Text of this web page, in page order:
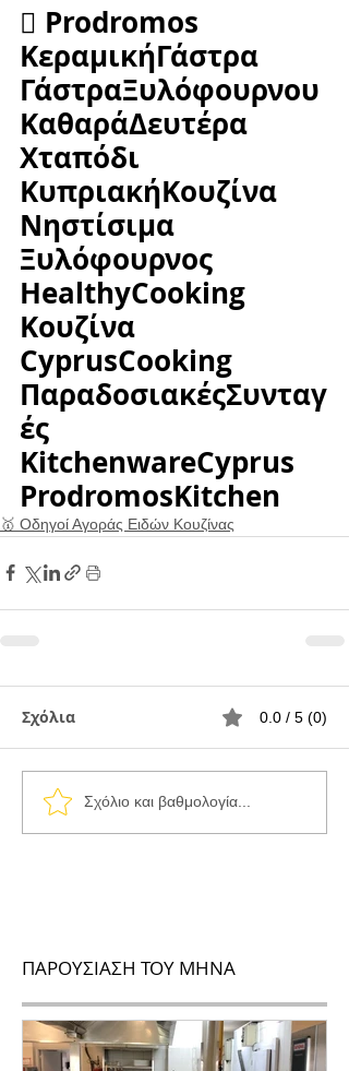
️⃣ Prodromos
ΚεραμικήΓάστρα
ΓάστραΞυλόφουρνου
ΚαθαράΔευτέρα
Χταπόδι
ΚυπριακήΚουζίνα
Νηστίσιμα
Ξυλόφουρνος
HealthyCooking
Κουζίνα
CyprusCooking
ΠαραδοσιακέςΣυνταγ
ές
KitchenwareCyprus
ProdromosKitchen
🥇 Οδηγοί Αγοράς Ειδών Κουζίνας
Σχόλια 0.0 / 5 (0)
Σχόλιο και βαθμολογία...
ΠΑΡΟΥΣΙΑΣΗ ΤΟΥ ΜΗΝΑ